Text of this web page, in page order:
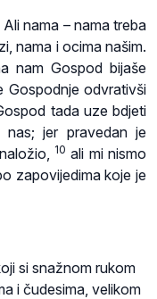
nama – nama treba
nama i ocima našim.
nam Gospod bijaše
Gospodnje odvrativši
tada uze bdjeti
jer pravedan je
10 ali mi nismo
zapovijedima koje je
si snažnom rukom
i čudesima, velikom